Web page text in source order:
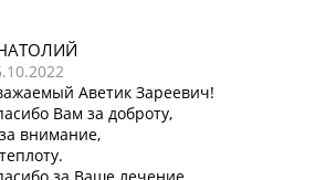
Аветик Зареевич!
Вам за доброту,
внимание,
за Ваше лечение,